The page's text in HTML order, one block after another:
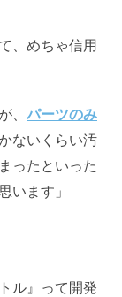
、めちゃ信用
、 パーツのみ
ないくらい汚
ったといった
います」
ル』って開発